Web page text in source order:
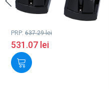
PRP: 637.29lei
531.07 lei